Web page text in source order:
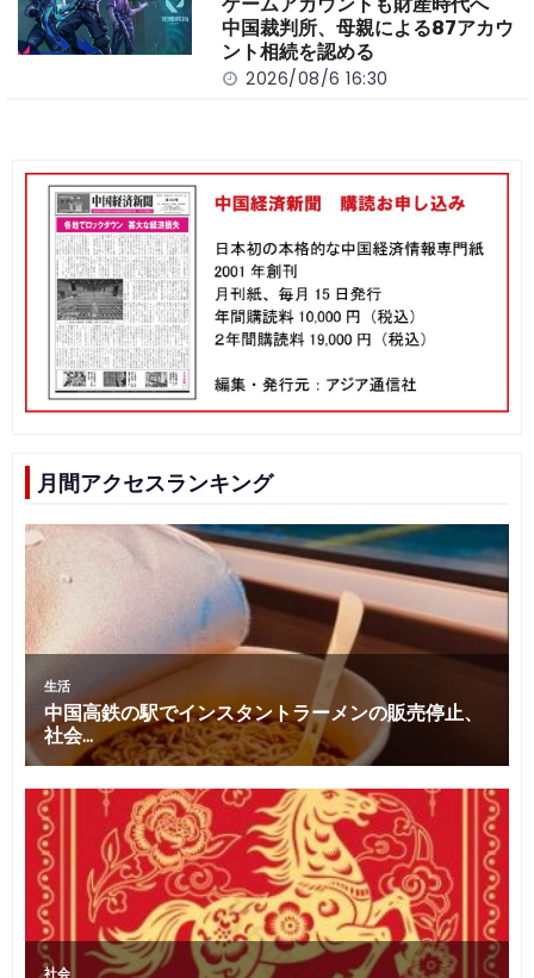
中国裁判所、母親による87アカウ
ント相続を認める
2026/08/6 16:30
月間アクセスランキング